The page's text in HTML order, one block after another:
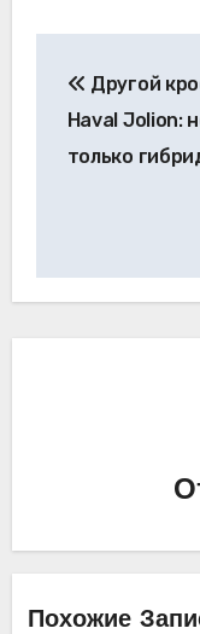
по
записям
Другой
Haval Jolion:
только
Похожие